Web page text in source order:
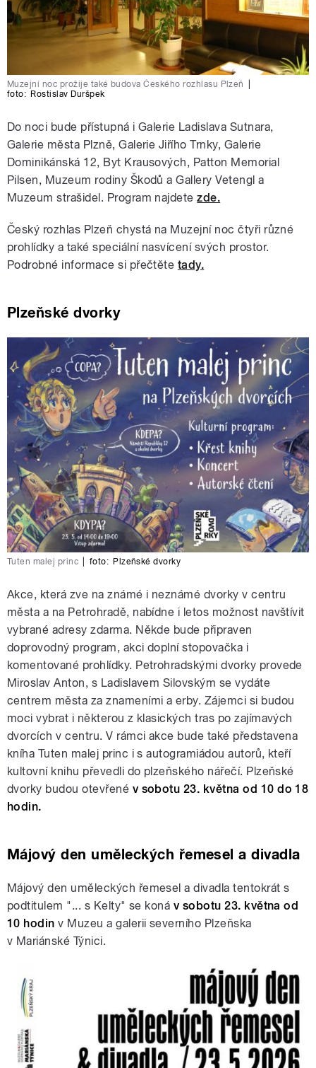
Muzejní noc prožije také budova Českého rozhlasu Plzeň
foto: Rostislav Duršpek
Do noci bude přístupná i Galerie Ladislava Sutnara,
Galerie města Plzně, Galerie Jiřího Trnky, Galerie
Dominikánská 12, Byt Krausových, Patton Memorial
Pilsen, Muzeum rodiny Škodů a Gallery Vetengl a
Muzeum strašidel. Program najdetezde.
Český rozhlas Plzeň chystá na Muzejní noc čtyři různé
prohlídky a také speciální nasvícení svých prostor.
Podrobné informace si přečtěte tady.
Plzeňské dvorky
Tuten malej princ foto: Plzeňské dvorky
Akce, která zve na známé i neznámé dvorky v centru
města a na Petrohradě, nabídne i letos možnost navštívit
vybrané adresy zdarma. Někde bude připraven
doprovodný program, akci doplní stopovačka i
komentované prohlídky. Petrohradskými dvorky provede
Miroslav Anton, s Ladislavem Silovským se vydáte
centrem města za znameními a erby. Zájemci si budou
moci vybrat i některou z klasických tras po zajímavých
dvorcích v centru. V rámci akce bude také představena
kníha Tuten malej princ i s autogramiádou autorů, kteří
kultovní knihu převedli do plzeňského nářečí. Plzeňské
dvorky budou otevřené v sobotu 23. května od 10 do 18
hodin.
Májový den uměleckých řemesel a divadla
Májový den uměleckých řemesel a divadla tentokrát s
podtitulem "... s Kelty" se koná v sobotu 23. května od
10 hodin v Muzeu a galerii severního Plzeňska
v Mariánské Týnici.